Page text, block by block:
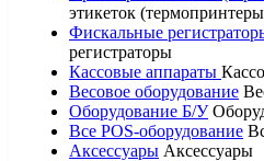
этикеток
Фискальные
регистраторы
Кассовые аппараты
Весовое оборудование
Оборудование Б/У
Все POS-оборудование
Аксессуары Аксессуары